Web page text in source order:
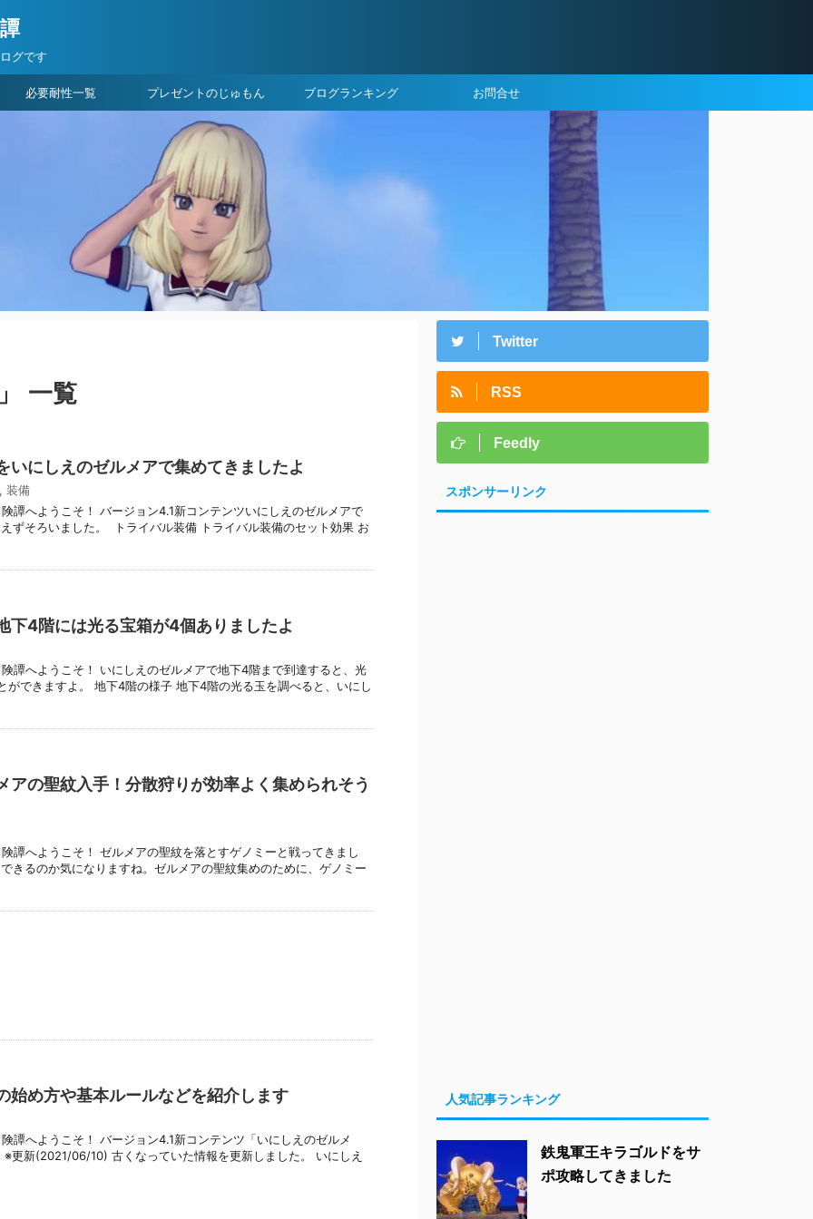
グです
必要耐性一覧 プレゼントのじゅもん ブログランキング お問合せ
一覧
いにしえのゼルメアで集めてきましたよ
, 装備
譚へようこそ！ バージョン4.1新コンテンツいにしえのゼルメアで
ずそろいました。 トライバル装備 トライバル装備のセット効果 お
下4階には光る宝箱が4個ありましたよ
譚へようこそ！ いにしえのゼルメアで地下4階まで到達すると、光
ができますよ。 地下4階の様子 地下4階の光る玉を調べると、いにし
アの聖紋入手！分散狩りが効率よく集められそう
譚へようこそ！ ゼルメアの聖紋を落とすゲノミーと戦ってきまし
きるのか気になりますね。ゼルメアの聖紋集めのために、ゲノミー
始め方や基本ルールなどを紹介します
譚へようこそ！ バージョン4.1新コンテンツ「いにしえのゼルメ
更新(2021/06/10) 古くなっていた情報を更新しました。 いにしえ
Twitter
RSS
Feedly
スポンサーリンク
人気記事ランキング
鉄鬼軍王キラゴルドをサ
ポ攻略してきました